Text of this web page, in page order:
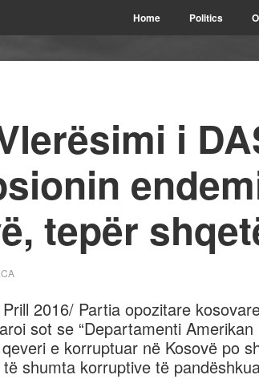
Home Politics
i
tepër
2016/ Partia opozitare
sot se “Departamenti
e korruptuar në Kosovë po
shumta korruptive të